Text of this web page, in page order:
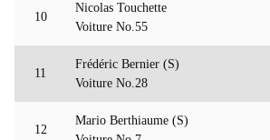
10
Nicolas Touchette
Voiture No.55
11
Frédéric Bernier (S)
Voiture No.28
12
Mario Berthiaume (S)